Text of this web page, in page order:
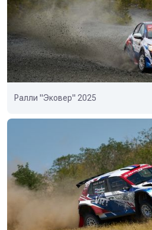
Ралли "Эковер" 2025